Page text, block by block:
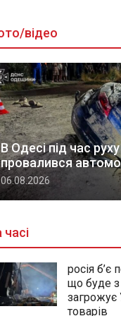
відео
В Одесі під час
провалився
06.08.2026
часі
росія б’є
що буде з
загрожує
товарів